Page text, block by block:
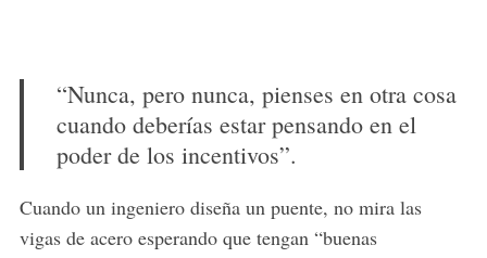
“Nunca, pero nunca, pienses en otra cosa
cuando deberías estar pensando en el
poder de los incentivos”.
Cuando un ingeniero diseña un puente, no mira las
vigas de acero esperando que tengan “buenas